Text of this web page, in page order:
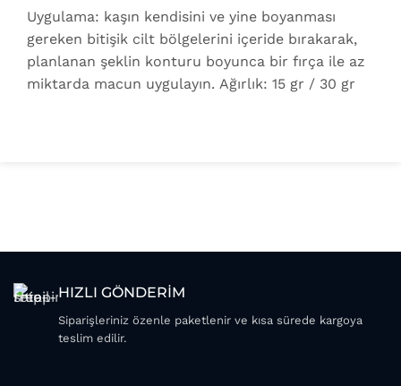
Uygulama: kaşın kendisini ve yine boyanması
gereken bitişik cilt bölgelerini içeride bırakarak,
planlanan şeklin konturu boyunca bir fırça ile az
miktarda macun uygulayın. Ağırlık: 15 gr / 30 gr
HIZLI GÖNDERİM
Siparişleriniz özenle paketlenir ve kısa sürede kargoya
teslim edilir.